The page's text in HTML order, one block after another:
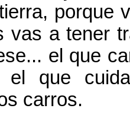
porque
vas a tener
el que
el que
carros.